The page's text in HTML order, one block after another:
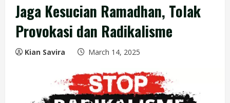
Jaga Kesucian Ramadhan, Tolak
Provokasi dan Radikalisme
Kian Savira March 14, 2025